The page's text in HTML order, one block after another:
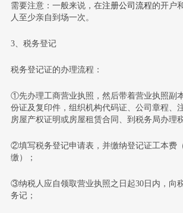
需要注意： 一般来说，在注册公司流程的开户
人至少亲自到场一次。
3、税务登记
税务登记证的办理流程：
①先办理工商营业执照，然后带着营业执照副
份证及复印件，组织机构代码证、公司章程、
房屋产权证明或房屋租赁合同、到税务局办理
②填写税务登记申请表，并缴纳登记证工本费
缴）；
③纳税人应自领取营业执照之日起30日内，向
务记；